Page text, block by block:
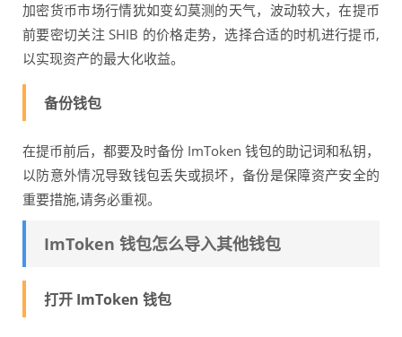
加密货币市场行情犹如变幻莫测的天气，波动较大，在提币
前要密切关注 SHIB 的价格走势，选择合适的时机进行提币,
以实现资产的最大化收益。
备份钱包
在提币前后，都要及时备份 ImToken 钱包的助记词和私钥，
以防意外情况导致钱包丢失或损坏，备份是保障资产安全的
重要措施,请务必重视。
ImToken 钱包怎么导入其他钱包
打开 ImToken 钱包